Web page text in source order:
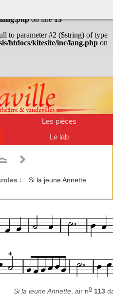
on line13
to parameter #2 ($string) of type
htdocs/kitesite/inc/lang.php on
Les pièces
Le lab
: Si la jeune Annette
Si la jeune Annette , air no 113